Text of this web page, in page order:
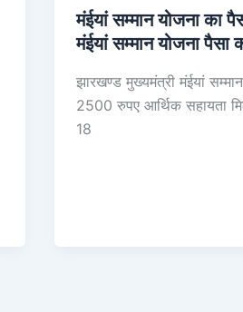
मंईयां सम्मान योजना
मंईयां सम्मान योजना
झारखण्ड मुख्यमंत्री मंईयां
2500 रुपए आर्थिक सहायता
18